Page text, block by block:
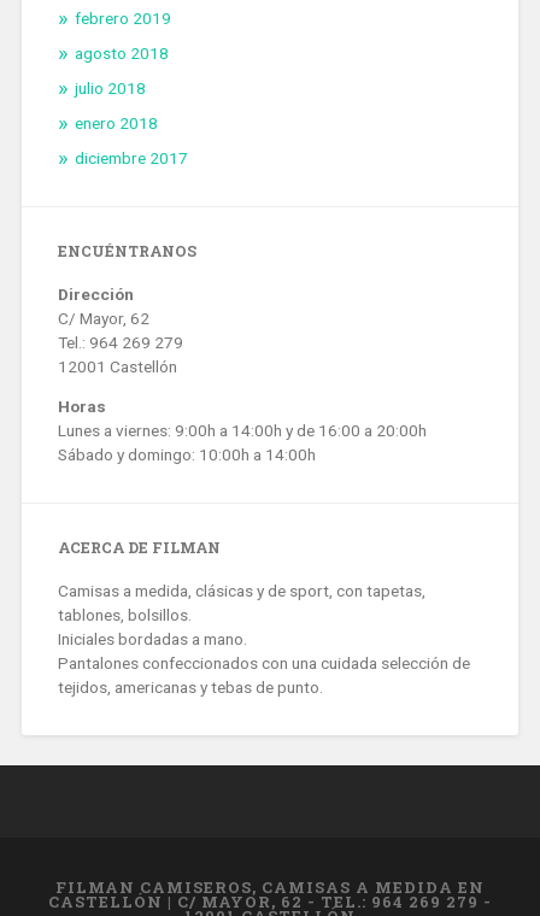
febrero 2019
agosto 2018
julio 2018
enero 2018
diciembre 2017
ENCUÉNTRANOS
Dirección
C/ Mayor, 62
Tel.: 964 269 279
12001 Castellón
Horas
Lunes a viernes: 9:00h a 14:00h y de 16:00 a 20:00h
Sábado y domingo: 10:00h a 14:00h
ACERCA DE FILMAN
Camisas a medida, clásicas y de sport, con tapetas,
tablones, bolsillos.
Iniciales bordadas a mano.
Pantalones confeccionados con una cuidada selección de
tejidos, americanas y tebas de punto.
FILMAN CAMISEROS, CAMISAS A MEDIDA EN
CASTELLÓN | C/ MAYOR, 62 - TEL.: 964 269 279 -